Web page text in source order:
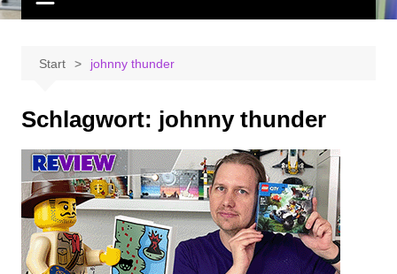
Start johnny thunder
Schlagwort: johnny thunder